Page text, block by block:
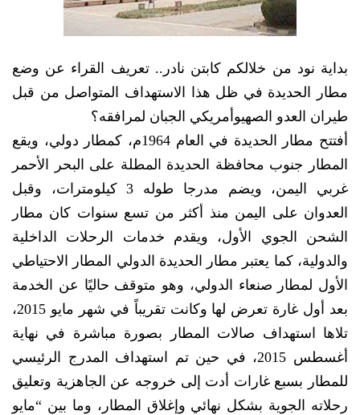
بداية نود من خلالكم كابتن نادر.. تعريف القراء عن وضع
مطار الحديدة في ظل هذا الاستهداف المتواصل من قبل
طيران العدو الصهيوأمريكي الجبان لمرافقه؟
أفتتح مطار الحديدة في العام 1964م، كمطار دولي، ويقع
المطار جنوب محافظة الحديدة المطلة على البحر الأحمر
غربي اليمن، ويضم مدرجا طوله 3 كيلومترات، وقبل
العدوان على اليمن منذ أكثر من تسع سنوات كان مطار
الشحن الجوي الأول، ويقدم خدمات الرحلات الداخلية
والدولية، كما يعتبر مطار الحديدة الدولي المطار الاحتياطي
الأول لمطار صنعاء الدولي، وهو متوقف حاليًا عن الخدمة
بعد أول غارة تعرض لها وكانت تقريباً في شهر مايو 2015،
تلاها استهداف صالات المطار بصورة مباشرة في نهاية
أغسطس 2015، في حين تم استهداف المدرج الرئيسي
للمطار بسبع غارات أدت إلى خروجه عن الجاهزية وتعليق
رحلاته الجوية بشكل نهائي وإغلاق المطار، وما بين “مايو